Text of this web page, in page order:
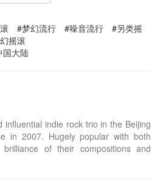
滚 #梦幻流行 #噪音流行 #另类摇
摇滚
国大陆
indie rock trio in the Beijing
in 2007. Hugely popular with both
of their compositions and